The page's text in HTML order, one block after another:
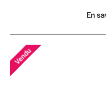
En
Vendu